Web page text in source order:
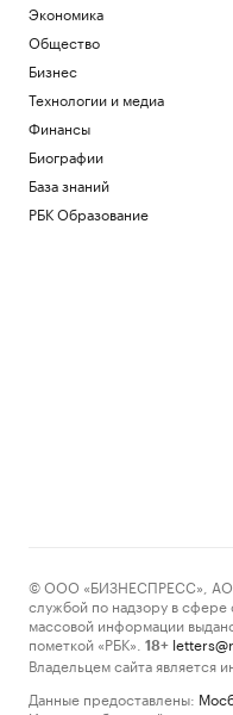
Экономика
Общество
Бизнес
Технологии и медиа
Финансы
Биографии
База знаний
РБК Образование
© ООО «БИЗНЕСПРЕСС», АО
службой по надзору в сфере
массовой информации
пометкой «РБК».
18+
Владельцем сайта является
Данные предоставлены: